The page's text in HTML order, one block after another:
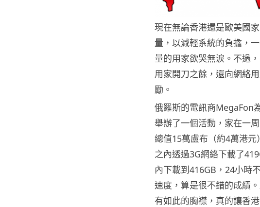
現在無論香港還是歐美國
量，以減輕系統的負擔，
量的用家欲哭無淚。不過
用家開刀之餘，還向網絡
勵。
俄羅斯的電訊商MegaFon
舉辦了一個活動，家在一
總值15萬盧布（約4萬港
之內透過3G網絡下載了
內下載到416GB，24小時
速度，算是很不錯的成績
有如此的胸襟，真的讓香